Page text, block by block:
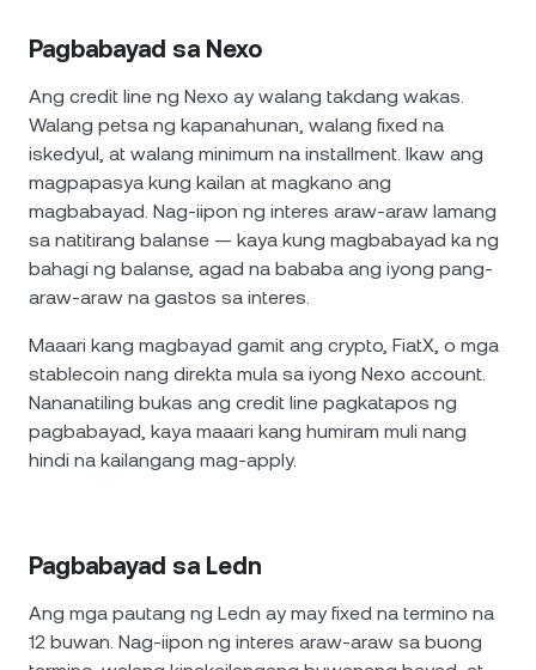
Pagbabayad sa Nexo
Ang credit line ng Nexo ay walang takdang wakas.
Walang petsa ng kapanahunan, walang fixed na
iskedyul, at walang minimum na installment. Ikaw ang
magpapasya kung kailan at magkano ang
magbabayad. Nag-iipon ng interes araw-araw lamang
sa natitirang balanse — kaya kung magbabayad ka ng
bahagi ng balanse, agad na bababa ang iyong pang-
araw-araw na gastos sa interes.
Maaari kang magbayad gamit ang crypto, FiatX, o mga
stablecoin nang direkta mula sa iyong Nexo account.
Nananatiling bukas ang credit line pagkatapos ng
pagbabayad, kaya maaari kang humiram muli nang
hindi na kailangang mag-apply.
Pagbabayad sa Ledn
Ang mga pautang ng Ledn ay may fixed na termino na
12 buwan. Nag-iipon ng interes araw-araw sa buong